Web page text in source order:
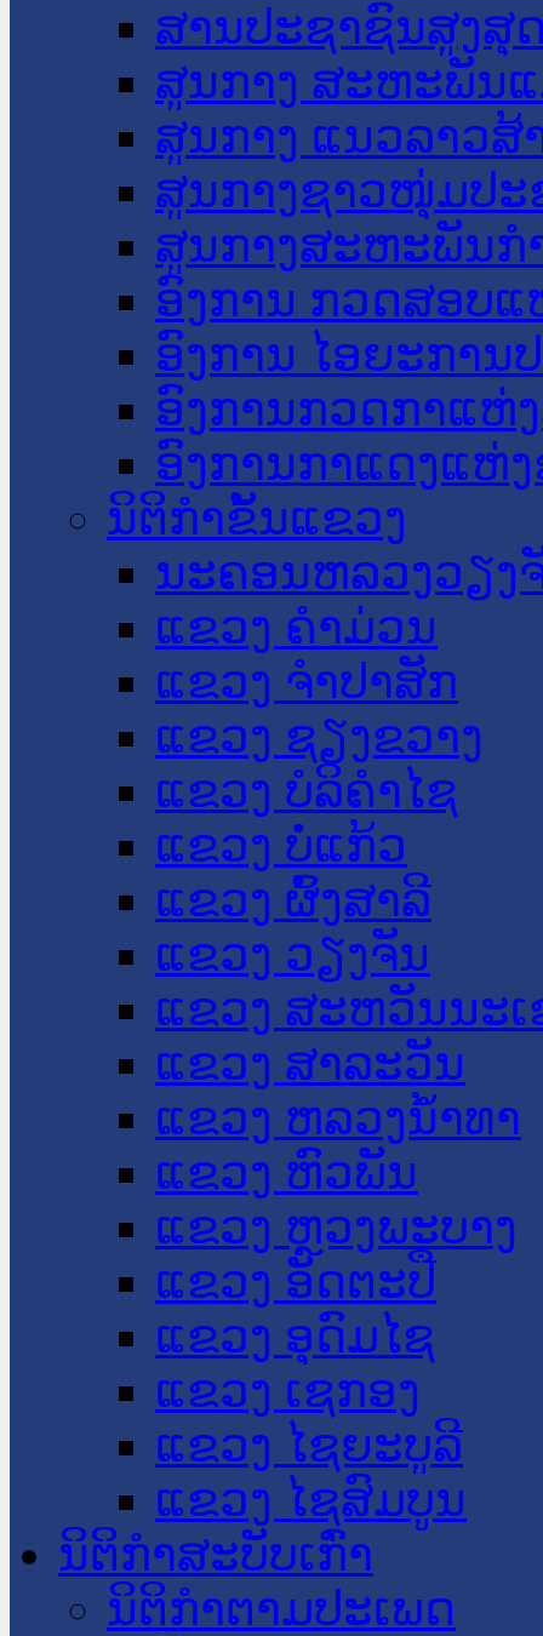
ສານປະຊາຊົນສູງສຸ
ສູນກາງ ສະຫະພັນ
ສູນກາງ ແນວລາວສ້
ສູນກາງຊາວໜຸ່ມປະ
ສູນກາງສະຫະພັນກ
ອົງການ ກວດສອບແ
ອົງການ ໄອຍະການ
ອົງການກວດກາແຫ່
ອົງການກາແດງແຫ່
ນິຕິກໍາຂັ້ນແຂວງ
ນະ​ຄອນ​ຫລວງວຽງ
ແຂວງ ຄໍາມ່ວນ
ແຂວງ ຈໍາປາສັກ
ແຂວງ ຊຽງຂວາງ
ແຂວງ ບໍລິຄໍາໄຊ
ແຂວງ ບໍ່ແກ້ວ
ແຂວງ ຜົ້ງສາລີ
ແຂວງ ວຽງຈັນ
ແຂວງ ສະຫວັນນະ
ແຂວງ ສາລະວັນ
ແຂວງ ຫລວງນໍ້າທາ
ແຂວງ ຫົວພັນ
ແຂວງ ຫຼວງພະບາງ
ແຂວງ ອັດຕະປື
ແຂວງ ອຸດົມໄຊ
ແຂວງ ເຊກອງ
ແຂວງ ໄຊຍະບູລີ
ແຂວງ ໄຊສົມບູນ
ນິຕິກໍາສະບັບເກົ່າ
ນິຕິກຳຕາມປະເພດ